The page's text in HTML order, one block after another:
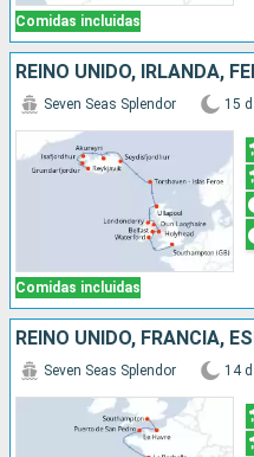
Comidas incluidas
Comidas incluidas
Seven Seas Splendor 15 d
Seven Seas Splendor 14 d